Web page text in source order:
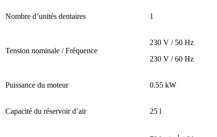
Nombre d’unités dentaires 1
Tension nominale / Fréquence
230 V / 50 Hz
230 V / 60 Hz
Puissance du moteur 0.55 kW
Capacité du réservoir d’air 25 l